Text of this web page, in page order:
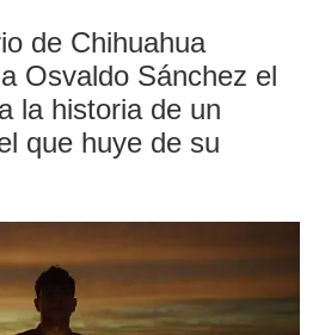
de Chihuahua
Osvaldo Sánchez el
la historia de un
que huye de su